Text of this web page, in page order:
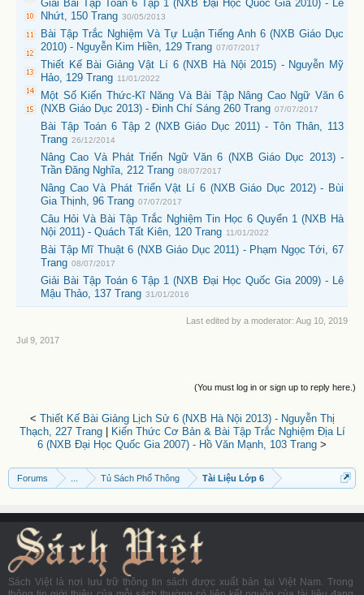
Giải Bài Tập Toán 6 Tập 1 (NXB Đại Học Quốc Gia 2010) - Lê
Nhứt, 150 Trang 30/05/2013
Bài Tập Trắc Nghiệm Và Tự Luận Tiếng Anh 6 (NXB Giáo Dục
2010) - Nguyễn Kim Hiền, 129 Trang 07/07/2017
Thiết Kế Bài Giảng Vật Lí 6 (NXB Hà Nội 2015) - Nguyễn Mỹ
Hảo, 129 Trang 11/01/2022
Một Số Kiến Thức-Kĩ Năng Và Bài Tập Nâng Cao Ngữ Văn 6
(NXB Giáo Dục 2013) - Đinh Chí Sáng 260 Trang 07/07/2017
Bài Tập Toán 6 Tập 2 (NXB Giáo Dục 2011) - Tôn Thân, 113
Trang 26/12/2014
Nâng Cao Và Phát Triển Ngữ Văn 6 (NXB Giáo Dục 2013) -
Trần Đăng Nghĩa, 212 Trang 08/07/2017
Nâng Cao Và Phát Triển Vật Lí 6 (NXB Giáo Dục 2012) - Bùi
Gia Thịnh, 96 Trang 07/07/2017
Câu Hỏi Và Bài Tập Trắc Nghiệm Tin Học 6 Quyển 1 (NXB Hà
Nội 2011) - Quách Tất Kiên, 120 Trang 11/01/2022
Bài Tập Mĩ Thuật 6 (NXB Giáo Dục 2011) - Phạm Ngọc Tới, 67
Trang 08/07/2017
Giải Bài Tập Toán 6 Tập 1 (NXB Đại Học Quốc Gia 2009) - Lê
Mậu Thảo, 137 Trang 31/01/2016
Last edited by a moderator: Aug 10, 2019
Jul 9, 2017
(You must log in or sign up to reply here.)
< Thiết Kế Bài Giảng Lịch Sử 6 (NXB Hà Nội 2013) - Nguyễn Thị
Thạch, 227 Trang|
Kiến Thức Cơ Bản & Bài Tập Trắc Nghiệm Địa Lí
6 (NXB Đại Học Quốc Gia 2007) - Hồ Văn Mạnh, 103 Trang >
Forums Tủ Sách Phổ Thông Tài Liệu Lớp 6
Sách Việt là nơi lưu trữ thông tin sách được xuất bản tại Việt Nam. Trong